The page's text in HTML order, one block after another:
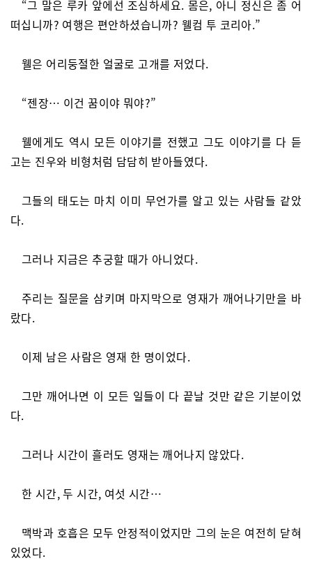
“그 말은 루카 앞에선 조심하세요. 몸은, 아니 정신은 좀 어
떠십니까? 여행은 편안하셨습니까? 웰컴 투 코리아.”
웰은 어리둥절한 얼굴로 고개를 저었다.
“젠장… 이건 꿈이야 뭐야?”
웰에게도 역시 모든 이야기를 전했고 그도 이야기를 다 듣
고는 진우와 비형처럼 담담히 받아들였다.
그들의 태도는 마치 이미 무언가를 알고 있는 사람들 같았
다.
그러나 지금은 추궁할 때가 아니었다.
주리는 질문을 삼키며 마지막으로 영재가 깨어나기만을 바
랐다.
이제 남은 사람은 영재 한 명이었다.
그만 깨어나면 이 모든 일들이 다 끝날 것만 같은 기분이었
다.
그러나 시간이 흘러도 영재는 깨어나지 않았다.
한 시간, 두 시간, 여섯 시간…
맥박과 호흡은 모두 안정적이었지만 그의 눈은 여전히 닫혀
있었다.